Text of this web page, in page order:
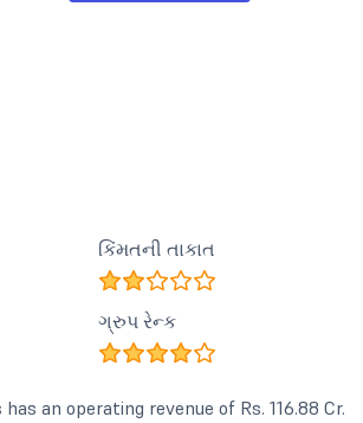
કિંમતની તાકાત
ગ્રુપ રેન્ક
an operating revenue of Rs. 116.88 Cr.